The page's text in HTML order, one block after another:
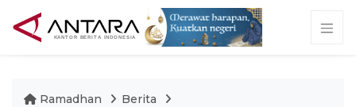
Ramadhan
Berita